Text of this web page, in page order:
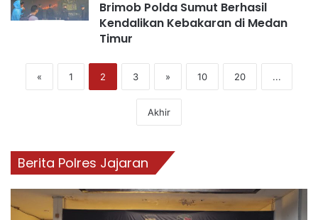
Brimob Polda Sumut Berhasil
Kendalikan Kebakaran di Medan
Timur
« 1 2 3 » 10 20 ...
Akhir
Berita Polres Jajaran